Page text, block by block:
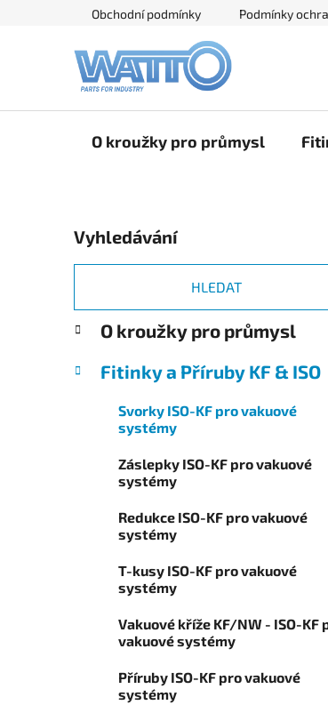
Obchodní podmínky Podmínky
O kroužky pro průmysl
o
s
r
a
n
Vyhledávání
HLEDAT
kategorie
a
e
O kroužky pro průmysl
Fitinky a Příruby KF & ISO
Svorky ISO-KF pro vakuové
systémy
Záslepky ISO-KF pro vakuové
systémy
Redukce ISO-KF pro vakuové
systémy
T-kusy ISO-KF pro vakuové
systémy
Vakuové kříže KF/NW - ISO-KF
vakuové systémy
Příruby ISO-KF pro vakuové
systémy